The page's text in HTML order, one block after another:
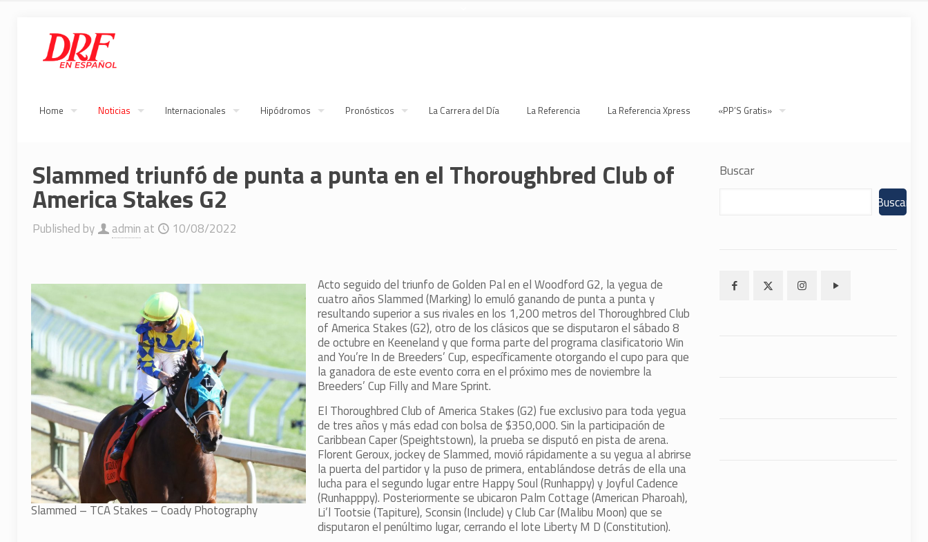
Home Noticias Internacionales Hipódromos Pronósticos La Carrera del Día La Referencia La Referencia Xpress «PP’S Gratis»
Slammed triunfó de punta a punta en el Thoroughbred Club of
America Stakes G2
Published by admin at 10/08/2022
Slammed – TCA Stakes – Coady Photography
Acto seguido del triunfo de Golden Pal en el Woodford G2, la yegua de
cuatro años Slammed (Marking) lo emuló ganando de punta a punta y
resultando superior a sus rivales en los 1,200 metros del Thoroughbred Club
of America Stakes (G2), otro de los clásicos que se disputaron el sábado 8
de octubre en Keeneland y que forma parte del programa clasificatorio Win
and You’re In de Breeders’ Cup, específicamente otorgando el cupo para que
la ganadora de este evento corra en el próximo mes de noviembre la
Breeders’ Cup Filly and Mare Sprint.
El Thoroughbred Club of America Stakes (G2) fue exclusivo para toda yegua
de tres años y más edad con bolsa de $350,000. Sin la participación de
Caribbean Caper (Speightstown), la prueba se disputó en pista de arena.
Florent Geroux, jockey de Slammed, movió rápidamente a su yegua al abrirse
la puerta del partidor y la puso de primera, entablándose detrás de ella una
lucha para el segundo lugar entre Happy Soul (Runhappy) y Joyful Cadence
(Runhapppy). Posteriormente se ubicaron Palm Cottage (American Pharoah),
Li’l Tootsie (Tapiture), Sconsin (Include) y Club Car (Malibu Moon) que se
disputaron el penúltimo lugar, cerrando el lote Liberty M D (Constitution).
Buscar
Buscar